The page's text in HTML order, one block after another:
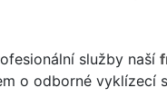
služby naší
o odborné vyklízecí